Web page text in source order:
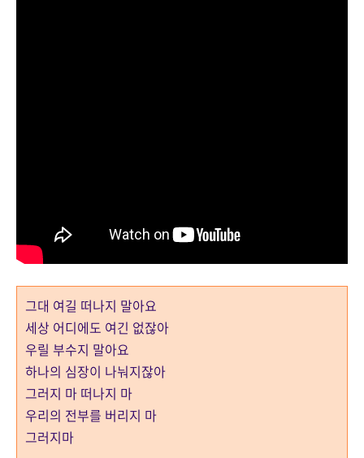
그대 여길 떠나지 말아요
세상 어디에도 여긴 없잖아
우릴 부수지 말아요
하나의 심장이 나눠지잖아
그러지 마 떠나지 마
우리의 전부를 버리지 마
그러지마